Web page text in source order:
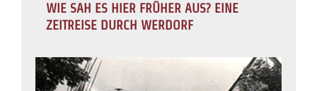
WIE SAH ES HIER FRÜHER AUS? EINE
ZEITREISE DURCH WERDORF